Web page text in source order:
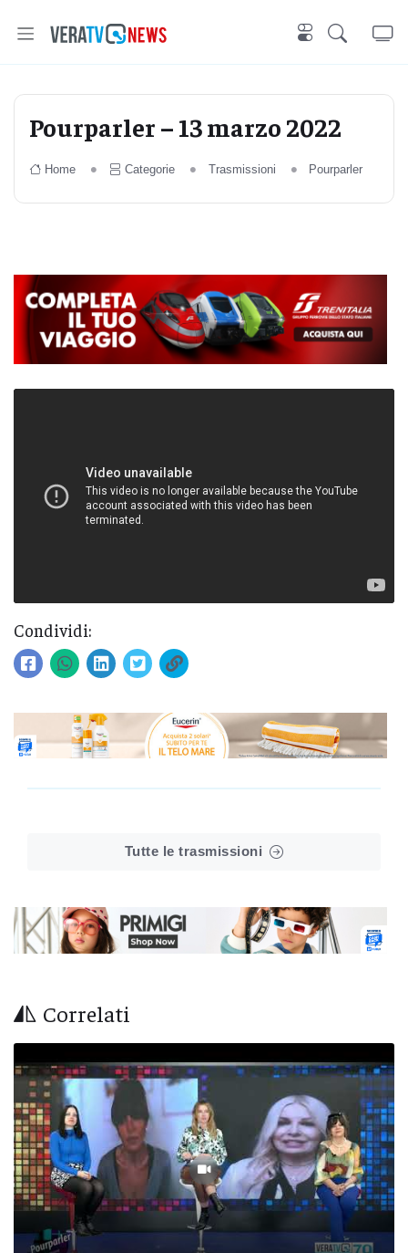
Pourparler – 13 marzo 2022
Home Categorie Trasmissioni Pourparler
Condividi:
Tutte le trasmissioni
Correlati